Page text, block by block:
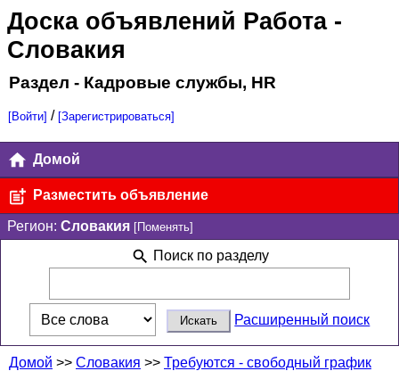
Доска объявлений Работа-
Словакия
Раздел - Кадровые службы, HR
[Войти] / [Зарегистрироваться]
Домой
Разместить объявление
Регион: Словакия [Поменять]
Поиск по разделу
Расширенный поиск
Домой >> Словакия >> Требуются - свободный график